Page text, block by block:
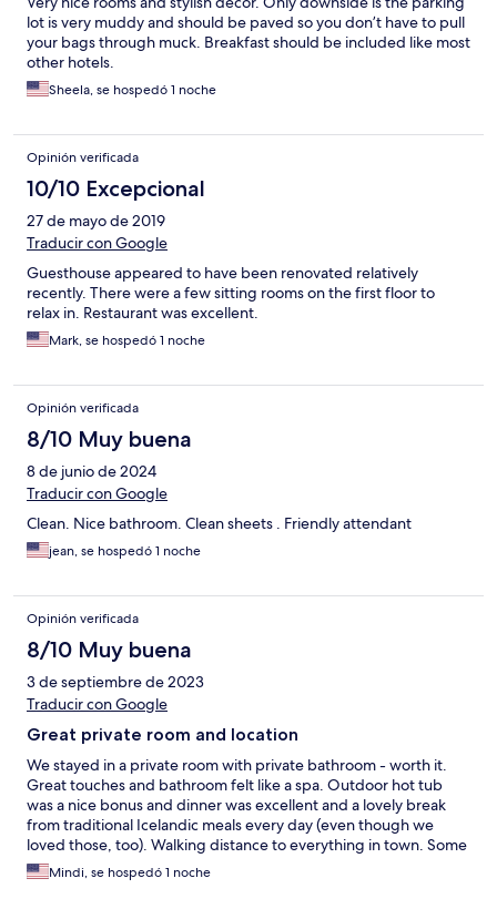
lot is very muddy and should be paved so you don’t have to pull
your bags through muck. Breakfast should be included like most
other hotels.
Sheela, se hospedó 1 noche
Opinión verificada
10/10 Excepcional
27 de mayo de 2019
Traducir con Google
Guesthouse appeared to have been renovated relatively
recently. There were a few sitting rooms on the first floor to
relax in. Restaurant was excellent.
Mark, se hospedó 1 noche
Opinión verificada
8/10 Muy buena
8 de junio de 2024
Traducir con Google
Clean. Nice bathroom. Clean sheets . Friendly attendant
jean, se hospedó 1 noche
Opinión verificada
8/10 Muy buena
3 de septiembre de 2023
Traducir con Google
Great private room and location
We stayed in a private room with private bathroom - worth it.
Great touches and bathroom felt like a spa. Outdoor hot tub
was a nice bonus and dinner was excellent and a lovely break
from traditional Icelandic meals every day (even though we
loved those, too). Walking distance to everything in town. Some
of the service was a bit rude and favored their friends who were
staying while we were there but overall would recommend.
Mindi, se hospedó 1 noche